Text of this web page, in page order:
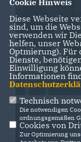
Cookie Hinweis
Diese Webseite
sind, um die
verwenden wir
helfen, unser
Optmierung). Für
Dienste,
Einwilligung
Informationen
Technisch
Die notwendigen
ordnungsgemäßen
Cookies von
Zur Optimierung